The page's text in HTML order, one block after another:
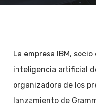
La empresa IBM,
inteligencia artificial
organizadora de los
lanzamiento de